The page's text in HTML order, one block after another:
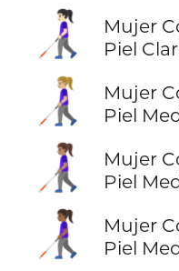
👩🏻‍🦯
Mujer
Piel
👩🏼‍🦯
Mujer
Piel
👩🏽‍🦯
Mujer
Piel
👩🏾‍🦯
Mujer
Piel